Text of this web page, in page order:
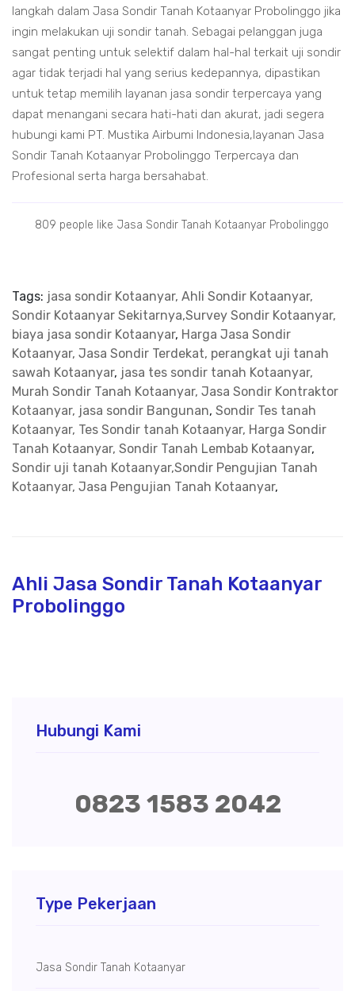
langkah dalam Jasa Sondir Tanah Kotaanyar Probolinggo jika
ingin melakukan uji sondir tanah. Sebagai pelanggan juga
sangat penting untuk selektif dalam hal-hal terkait uji sondir
agar tidak terjadi hal yang serius kedepannya, dipastikan
untuk tetap memilih layanan jasa sondir terpercaya yang
dapat menangani secara hati-hati dan akurat, jadi segera
hubungi kami PT. Mustika Airbumi Indonesia,layanan Jasa
Sondir Tanah Kotaanyar Probolinggo Terpercaya dan
Profesional serta harga bersahabat.
809 people like Jasa Sondir Tanah Kotaanyar Probolinggo
Tags: jasa sondir Kotaanyar, Ahli Sondir Kotaanyar,
Sondir Kotaanyar Sekitarnya,Survey Sondir Kotaanyar,
biaya jasa sondir Kotaanyar, Harga Jasa Sondir
Kotaanyar, Jasa Sondir Terdekat, perangkat uji tanah
sawah Kotaanyar, jasa tes sondir tanah Kotaanyar,
Murah Sondir Tanah Kotaanyar, Jasa Sondir Kontraktor
Kotaanyar, jasa sondir Bangunan, Sondir Tes tanah
Kotaanyar, Tes Sondir tanah Kotaanyar, Harga Sondir
Tanah Kotaanyar, Sondir Tanah Lembab Kotaanyar,
Sondir uji tanah Kotaanyar,Sondir Pengujian Tanah
Kotaanyar, Jasa Pengujian Tanah Kotaanyar,
Ahli Jasa Sondir Tanah Kotaanyar
Probolinggo
Hubungi Kami
0823 1583 2042
Type Pekerjaan
Jasa Sondir Tanah Kotaanyar